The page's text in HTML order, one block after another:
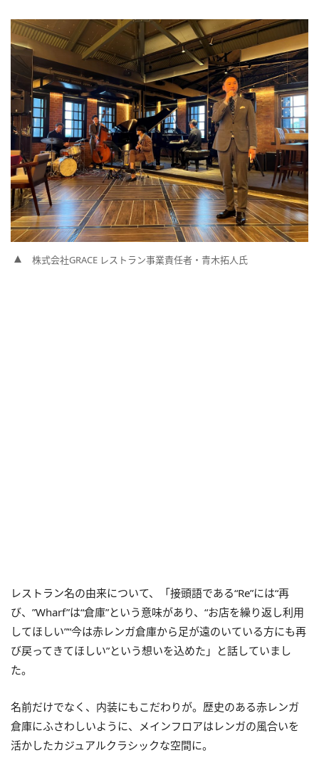
株式会社GRACE レストラン事業責任者・青木拓人氏
レストラン名の由来について、「接頭語である“Re”には“再
び、”Wharf”は“倉庫”という意味があり、“お店を繰り返し利用
してほしい”“今は赤レンガ倉庫から足が遠のいている方にも再
び戻ってきてほしい”という想いを込めた」と話していまし
た。
名前だけでなく、内装にもこだわりが。歴史のある赤レンガ
倉庫にふさわしいように、メインフロアはレンガの風合いを
活かしたカジュアルクラシックな空間に。